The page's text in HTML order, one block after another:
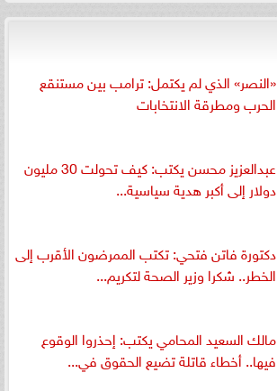
«النصر» الذي لم يكتمل: ترامب بين مستنقع
الحرب ومطرقة الانتخابات
عبدالعزيز محسن يكتب: كيف تحولت 30 مليون
دولار إلى أكبر هدية سياسية...
دكتورة فاتن فتحي: تكتب الممرضون الأقرب إلى
الخطر.. شكرا وزير الصحة لتكريم...
مالك السعيد المحامي يكتب: إحذروا الوقوع
فيها.. أخطاء قاتلة تضيع الحقوق في...